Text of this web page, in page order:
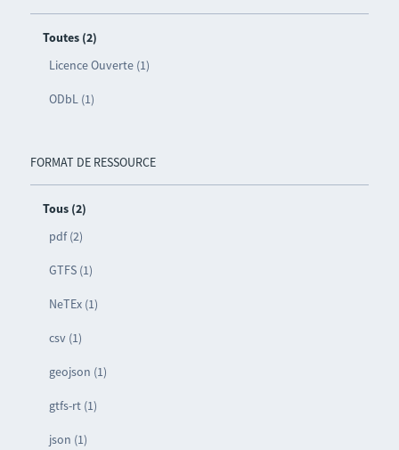
Toutes (2)
Licence Ouverte (1)
ODbL (1)
FORMAT DE RESSOURCE
Tous (2)
pdf (2)
GTFS (1)
NeTEx (1)
csv (1)
geojson (1)
gtfs-rt (1)
json (1)